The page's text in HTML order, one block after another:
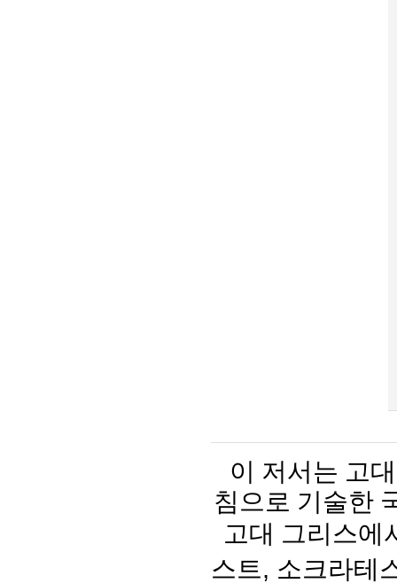
이 저서는 고
침으로 기술한
고대 그리스에
스트, 소크라테